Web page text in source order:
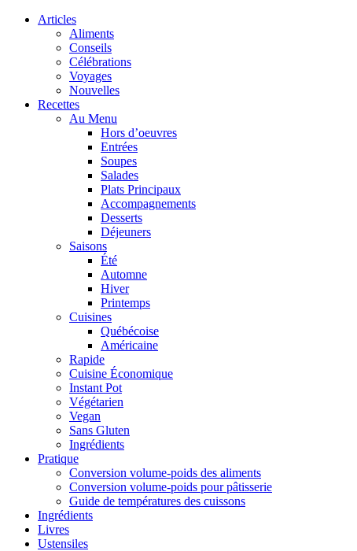
Articles
Aliments
Conseils
Célébrations
Voyages
Nouvelles
Recettes
Au Menu
Hors d’oeuvres
Entrées
Soupes
Salades
Plats Principaux
Accompagnements
Desserts
Déjeuners
Saisons
Été
Automne
Hiver
Printemps
Cuisines
Québécoise
Américaine
Rapide
Cuisine Économique
Instant Pot
Végétarien
Vegan
Sans Gluten
Ingrédients
Pratique
Conversion volume-poids des aliments
Conversion volume-poids pour pâtisserie
Guide de températures des cuissons
Ingrédients
Livres
Ustensiles